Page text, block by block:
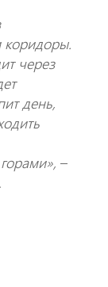
коридоры.
через
день,
–